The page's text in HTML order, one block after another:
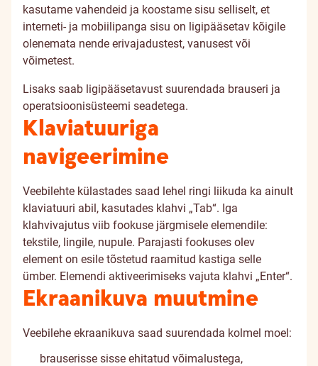
kasutame vahendeid ja koostame sisu selliselt, et
interneti- ja mobiilipanga sisu on ligipääsetav kõigile
olenemata nende erivajadustest, vanusest või
võimetest.
Lisaks saab ligipääsetavust suurendada brauseri ja
operatsioonisüsteemi seadetega.
Klaviatuuriga
navigeerimine
Veebilehte külastades saad lehel ringi liikuda ka ainult
klaviatuuri abil, kasutades klahvi „Tab“. Iga
klahvivajutus viib fookuse järgmisele elemendile:
tekstile, lingile, nupule. Parajasti fookuses olev
element on esile tõstetud raamitud kastiga selle
ümber. Elemendi aktiveerimiseks vajuta klahvi „Enter“.
Ekraanikuva muutmine
Veebilehe ekraanikuva saad suurendada kolmel moel:
brauserisse sisse ehitatud võimalustega,